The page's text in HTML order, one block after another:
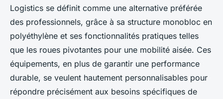
Logistics se définit comme une alternative préférée
des professionnels, grâce à sa structure monobloc en
polyéthylène et ses fonctionnalités pratiques telles
que les roues pivotantes pour une mobilité aisée. Ces
équipements, en plus de garantir une performance
durable, se veulent hautement personnalisables pour
répondre précisément aux besoins spécifiques de